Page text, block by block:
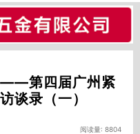
——第四届广州紧
谈录（一）
阅读量: 8804